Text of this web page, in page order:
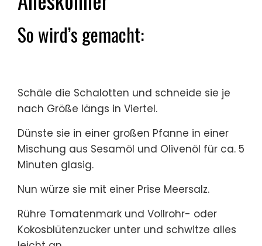
So wird’s gemacht:
Schäle die Schalotten und schneide sie je
nach Größe längs in Viertel.
Dünste sie in einer großen Pfanne in einer
Mischung aus Sesamöl und Olivenöl für ca. 5
Minuten glasig.
Nun würze sie mit einer Prise Meersalz.
Rühre Tomatenmark und Vollrohr- oder
Kokosblütenzucker unter und schwitze alles